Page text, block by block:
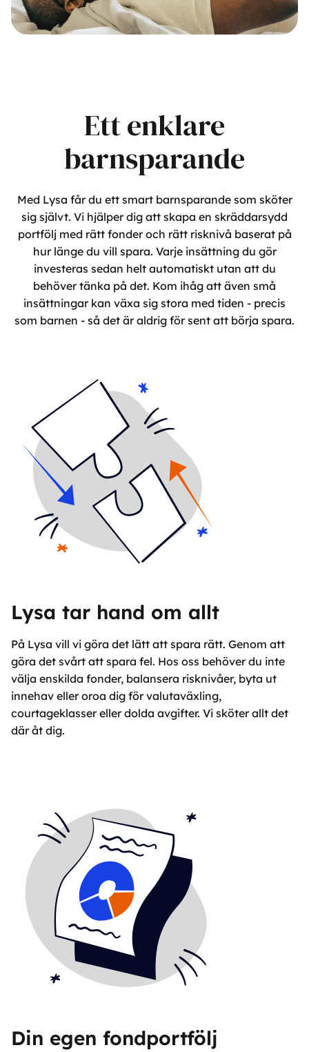
Ett enklare
barnsparande
Med Lysa får du ett smart barnsparande som sköter
sig självt. Vi hjälper dig att skapa en skräddarsydd
portfölj med rätt fonder och rätt risknivå baserat på
hur länge du vill spara. Varje insättning du gör
investeras sedan helt automatiskt utan att du
behöver tänka på det. Kom ihåg att även små
insättningar kan växa sig stora med tiden - precis
som barnen - så det är aldrig för sent att börja spara.
Lysa tar hand om allt
På Lysa vill vi göra det lätt att spara rätt. Genom att
göra det svårt att spara fel. Hos oss behöver du inte
välja enskilda fonder, balansera risknivåer, byta ut
innehav eller oroa dig för valutaväxling,
courtageklasser eller dolda avgifter. Vi sköter allt det
där åt dig.
Din egen fondportfölj